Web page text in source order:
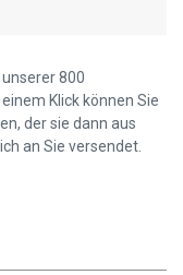
800
Klick können Sie
der sie dann aus
an Sie versendet.